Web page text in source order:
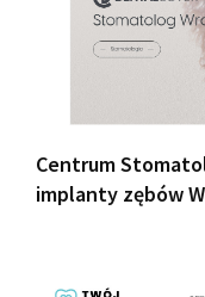
Centrum
implanty zębów